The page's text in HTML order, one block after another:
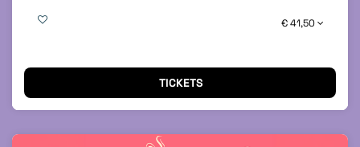
€ 41,50
TICKETS